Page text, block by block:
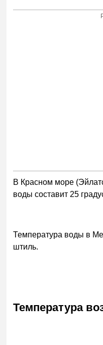
В Красном море
воды составит 25
Температура воды в
штиль.
Температура